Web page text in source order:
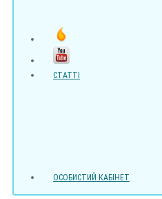
СТАТТІ
ОСОБИСТИЙ КАБІНЕТ